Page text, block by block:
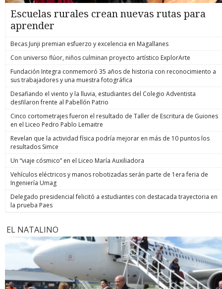
Escuelas rurales crean nuevas rutas para
aprender
Becas Junji premian esfuerzo y excelencia en Magallanes
Con universo flúor, niños culminan proyecto artístico ExplorArte
Fundación Integra conmemoró 35 años de historia con reconocimiento a
sus trabajadores y una muestra fotográfica
Desafiando el viento y la lluvia, estudiantes del Colegio Adventista
desfilaron frente al Pabellón Patrio
Cinco cortometrajes fueron el resultado de Taller de Escritura de Guiones
en el Liceo Pedro Pablo Lemaitre
Revelan que la actividad física podría mejorar en más de 10 puntos los
resultados Simce
Un “viaje cósmico” en el Liceo María Auxiliadora
Vehículos eléctricos y manos robotizadas serán parte de 1era feria de
Ingeniería Umag
Delegado presidencial felicitó a estudiantes con destacada trayectoria en
la prueba Paes
EL NATALINO